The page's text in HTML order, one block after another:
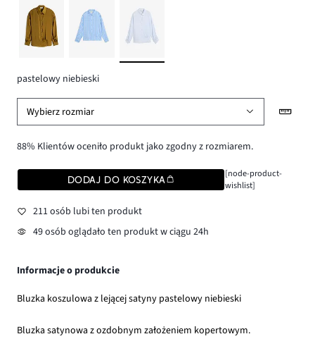
pastelowy niebieski
Wybierz rozmiar
88% Klientów oceniło produkt jako zgodny z rozmiarem.
DODAJ DO KOSZYKA
[node-product-
wishlist]
211 osób lubi ten produkt
49 osób oglądało ten produkt w ciągu 24h
Informacje o produkcie
Bluzka koszulowa z lejącej satyny pastelowy niebieski
Bluzka satynowa z ozdobnym założeniem kopertowym.